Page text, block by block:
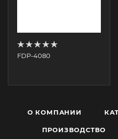
FDP-4080
О КОМПАНИИ
ПРОИЗВОДСТВО